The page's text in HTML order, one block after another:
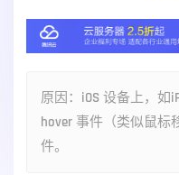
原因：iOS 设备上，如
hover 事件（类似鼠标
件。